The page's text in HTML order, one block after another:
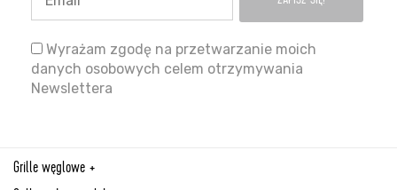
Wyrażam zgodę na przetwarzanie moich
danych osobowych celem otrzymywania
Newslettera
Grille węglowe